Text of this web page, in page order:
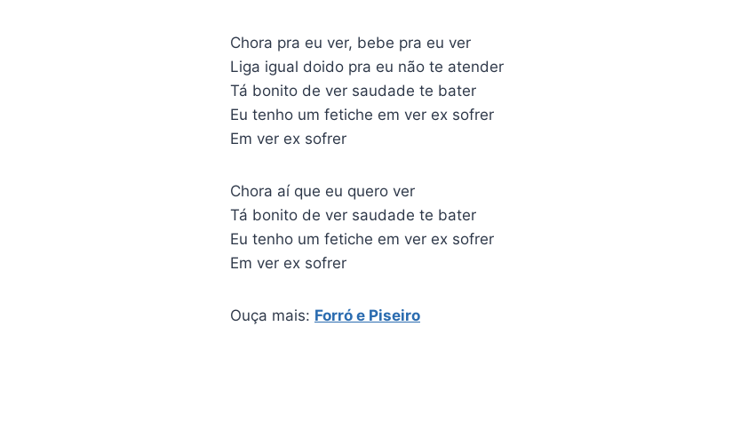
Chora pra eu ver, bebe pra eu ver
Liga igual doido pra eu não te atender
Tá bonito de ver saudade te bater
Eu tenho um fetiche em ver ex sofrer
Em ver ex sofrer
Chora aí que eu quero ver
Tá bonito de ver saudade te bater
Eu tenho um fetiche em ver ex sofrer
Em ver ex sofrer
Ouça mais: Forró e Piseiro